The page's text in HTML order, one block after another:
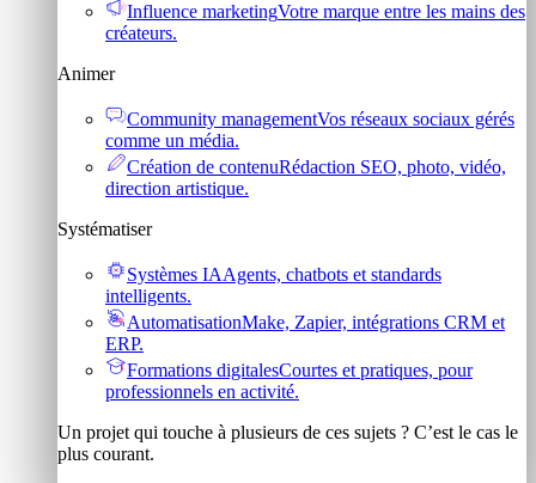
Influence marketingVotre marque entre les mains des
créateurs.
Animer
Community managementVos réseaux sociaux gérés
comme un média.
Création de contenuRédaction SEO, photo, vidéo,
direction artistique.
Systématiser
Systèmes IAAgents, chatbots et standards
intelligents.
AutomatisationMake, Zapier, intégrations CRM et
ERP.
Formations digitalesCourtes et pratiques, pour
professionnels en activité.
Un projet qui touche à plusieurs de ces sujets ? C’est le cas le
plus courant.